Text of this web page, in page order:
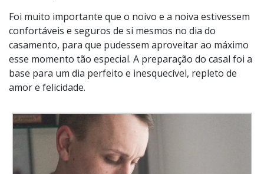
Foi muito importante que o noivo e a noiva estivessem
confortáveis e seguros de si mesmos no dia do
casamento, para que pudessem aproveitar ao máximo
esse momento tão especial. A preparação do casal foi a
base para um dia perfeito e inesquecível, repleto de
amor e felicidade.